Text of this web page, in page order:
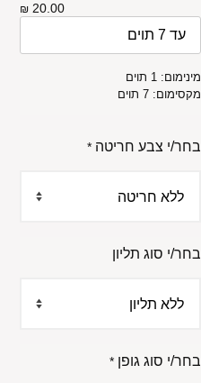
20.00
₪
מינימום: 1 תוים
מקסימום: 7 תוים
בחר/י צבע חריטה *
בחר/י סוג תליון
בחר/י סוג גופן *